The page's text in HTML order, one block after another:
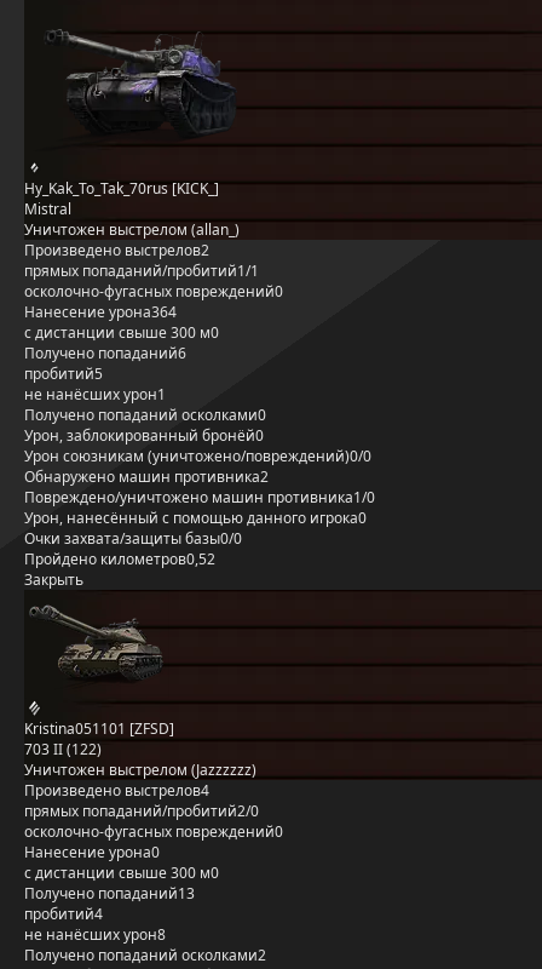
Hy_Kak_To_Tak_70rus [KICK_]
Mistral
Уничтожен выстрелом (allan_)
Произведено выстрелов2
прямых попаданий/пробитий1/1
осколочно-фугасных повреждений0
Нанесение урона364
с дистанции свыше 300 м0
Получено попаданий6
пробитий5
не нанёсших урон1
Получено попаданий осколками0
Урон, заблокированный бронёй0
Урон союзникам (уничтожено/повреждений)0/0
Обнаружено машин противника2
Повреждено/уничтожено машин противника1/0
Урон, нанесённый с помощью данного игрока0
Очки захвата/защиты базы0/0
Пройдено километров0,52
Закрыть
Kristina051101 [ZFSD]
703 II (122)
Уничтожен выстрелом (Jazzzzzz)
Произведено выстрелов4
прямых попаданий/пробитий2/0
осколочно-фугасных повреждений0
Нанесение урона0
с дистанции свыше 300 м0
Получено попаданий13
пробитий4
не нанёсших урон8
Получено попаданий осколками2